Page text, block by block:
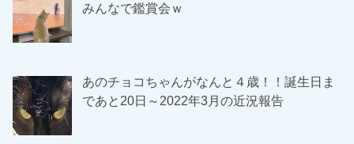
みんなで鑑賞会ｗ
あのチョコちゃんがなんと４歳！！誕生日ま
であと20日～2022年3月の近況報告